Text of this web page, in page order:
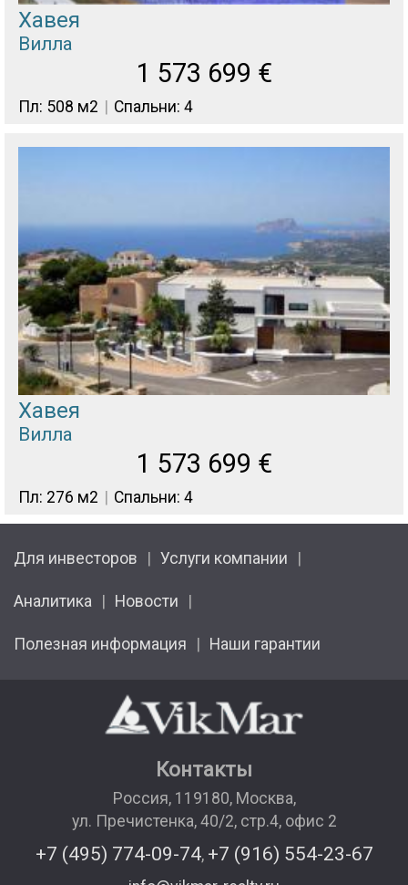
Хавея
Вилла
1 573 699 €
Пл: 508 м2 Спальни: 4
Хавея
Вилла
1 573 699 €
Пл: 276 м2 Спальни: 4
Для инвесторов Услуги компании
Аналитика Новости
Полезная информация Наши гарантии
Контакты
Россия, 119180, Москва,
ул. Пречистенка, 40/2, стр.4, офис 2
+7 (495) 774-09-74, +7 (916) 554-23-67